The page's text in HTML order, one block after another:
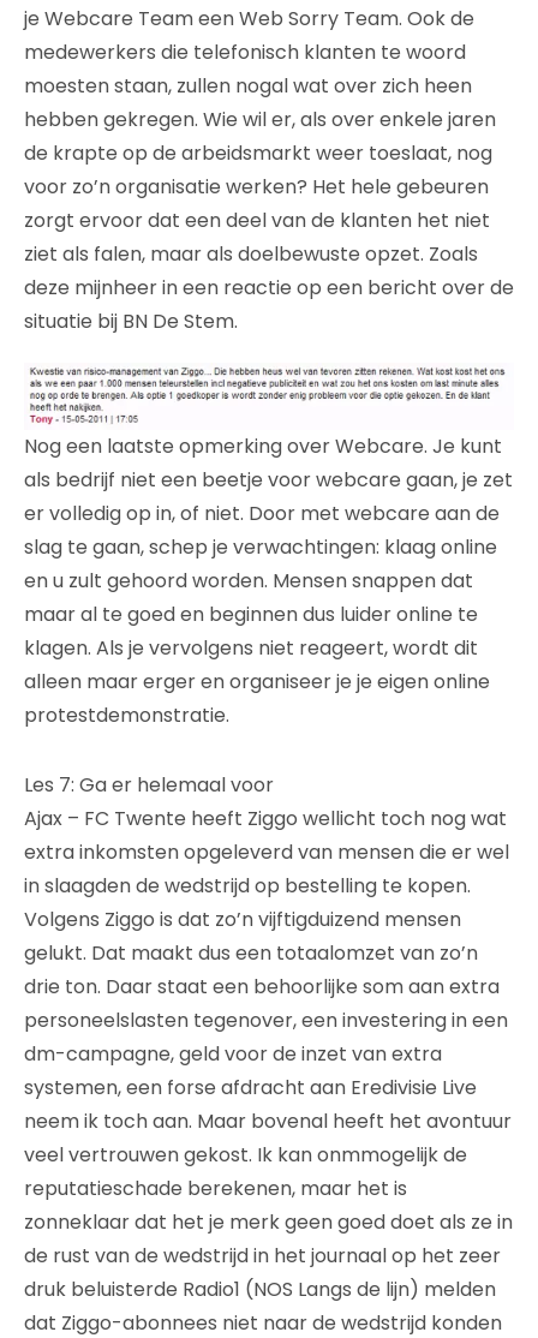
je Webcare Team een Web Sorry Team. Ook de
medewerkers die telefonisch klanten te woord
moesten staan, zullen nogal wat over zich heen
hebben gekregen. Wie wil er, als over enkele jaren
de krapte op de arbeidsmarkt weer toeslaat, nog
voor zo’n organisatie werken? Het hele gebeuren
zorgt ervoor dat een deel van de klanten het niet
ziet als falen, maar als doelbewuste opzet. Zoals
deze mijnheer in een reactie op een bericht over de
situatie bij BN De Stem.
Nog een laatste opmerking over Webcare. Je kunt
als bedrijf niet een beetje voor webcare gaan, je zet
er volledig op in, of niet. Door met webcare aan de
slag te gaan, schep je verwachtingen: klaag online
en u zult gehoord worden. Mensen snappen dat
maar al te goed en beginnen dus luider online te
klagen. Als je vervolgens niet reageert, wordt dit
alleen maar erger en organiseer je je eigen online
protestdemonstratie.
Les 7: Ga er helemaal voor
Ajax – FC Twente heeft Ziggo wellicht toch nog wat
extra inkomsten opgeleverd van mensen die er wel
in slaagden de wedstrijd op bestelling te kopen.
Volgens Ziggo is dat zo’n vijftigduizend mensen
gelukt. Dat maakt dus een totaalomzet van zo’n
drie ton. Daar staat een behoorlijke som aan extra
personeelslasten tegenover, een investering in een
dm-campagne, geld voor de inzet van extra
systemen, een forse afdracht aan Eredivisie Live
neem ik toch aan. Maar bovenal heeft het avontuur
veel vertrouwen gekost. Ik kan onmmogelijk de
reputatieschade berekenen, maar het is
zonneklaar dat het je merk geen goed doet als ze in
de rust van de wedstrijd in het journaal op het zeer
druk beluisterde Radio1 (NOS Langs de lijn) melden
dat Ziggo-abonnees niet naar de wedstrijd konden